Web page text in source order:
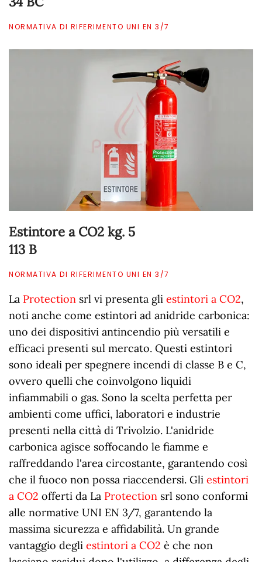
NORMATIVA DI RIFERIMENTO UNI EN 3/7
Estintore a CO2 kg. 5
113 B
NORMATIVA DI RIFERIMENTO UNI EN 3/7
La Protection srl vi presenta gli estintori a CO2,
noti anche come estintori ad anidride carbonica:
uno dei dispositivi antincendio più versatili e
efficaci presenti sul mercato. Questi estintori
sono ideali per spegnere incendi di classe B e C,
ovvero quelli che coinvolgono liquidi
infiammabili o gas. Sono la scelta perfetta per
ambienti come uffici, laboratori e industrie
presenti nella città di Trivolzio. L'anidride
carbonica agisce soffocando le fiamme e
raffreddando l'area circostante, garantendo così
che il fuoco non possa riaccendersi. Gli estintori
a CO2 offerti da La Protection srl sono conformi
alle normative UNI EN 3/7, garantendo la
massima sicurezza e affidabilità. Un grande
vantaggio degli estintori a CO2 è che non